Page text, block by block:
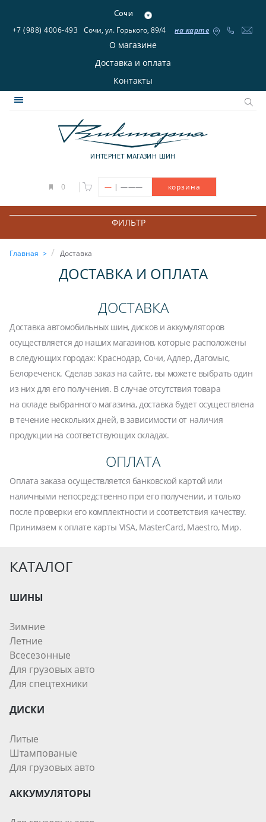
Сочи
+7 (988) 4006-493 Сочи, ул. Горького, 89/4 на карте
О магазине
Доставка и оплата
Контакты
ИНТЕРНЕТ МАГАЗИН ШИН
0 — | ——— корзина
ШТАМПОВАНЫЕ
ДЛЯ ГРУЗОВЫХ АВТО
ДИСКИ
ФИЛЬТР
Главная Доставка
ДОСТАВКА И ОПЛАТА
ДОСТАВКА
Доставка автомобильных шин, дисков и аккумуляторов
осуществляется до наших магазинов, которые расположены
в следующих городах: Краснодар, Сочи, Адлер, Дагомыс,
Белореченск. Сделав заказ на сайте, вы можете выбрать один
из них для его получения. В случае отсутствия товара
на складе выбранного магазина, доставка будет осуществлена
в течение нескольких дней, в зависимости от наличия
продукции на соответствующих складах.
ОПЛАТА
Оплата заказа осуществляется банковской картой или
наличными непосредственно при его получении, и только
после проверки его комплектности и соответствия качеству.
Принимаем к оплате карты VISA, MasterCard, Maestro, Мир.
КАТАЛОГ
ШИНЫ
Зимние
Летние
Всесезонные
Для грузовых авто
Для спецтехники
ДИСКИ
Литые
Штампованые
Для грузовых авто
АККУМУЛЯТОРЫ